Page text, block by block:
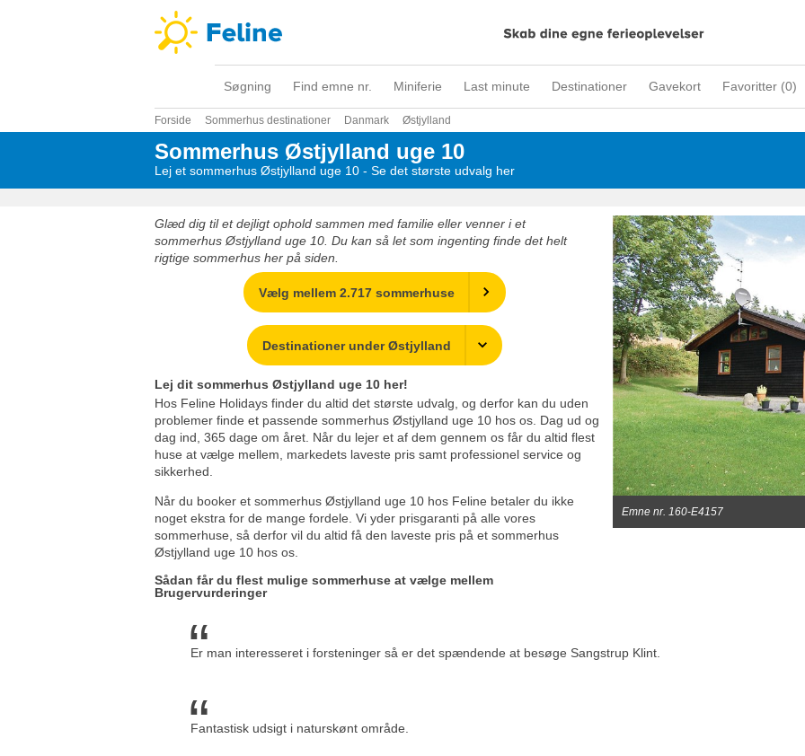
Søgning Find emne nr. Miniferie Last minute Destinationer Gavekort Favoritter (0)
Forside Sommerhus destinationer Danmark Østjylland
Sommerhus Østjylland uge 10
Lej et sommerhus Østjylland uge 10 - Se det største udvalg her
Glæd dig til et dejligt ophold sammen med familie eller venner i et
sommerhus Østjylland uge 10. Du kan så let som ingenting finde det helt
rigtige sommerhus her på siden.
Vælg mellem 2.717 sommerhuse
Destinationer under Østjylland
Emne nr. 160-E4157
Lej dit sommerhus Østjylland uge 10 her!
Hos Feline Holidays finder du altid det største udvalg, og derfor kan du uden
problemer finde et passende sommerhus Østjylland uge 10 hos os. Dag ud og
dag ind, 365 dage om året. Når du lejer et af dem gennem os får du altid flest
huse at vælge mellem, markedets laveste pris samt professionel service og
sikkerhed.
Når du booker et sommerhus Østjylland uge 10 hos Feline betaler du ikke
noget ekstra for de mange fordele. Vi yder prisgaranti på alle vores
sommerhuse, så derfor vil du altid få den laveste pris på et sommerhus
Østjylland uge 10 hos os.
Sådan får du flest mulige sommerhuse at vælge mellem
Brugervurderinger
Er man interesseret i forsteninger så er det spændende at besøge Sangstrup Klint.
Fantastisk udsigt i naturskønt område.